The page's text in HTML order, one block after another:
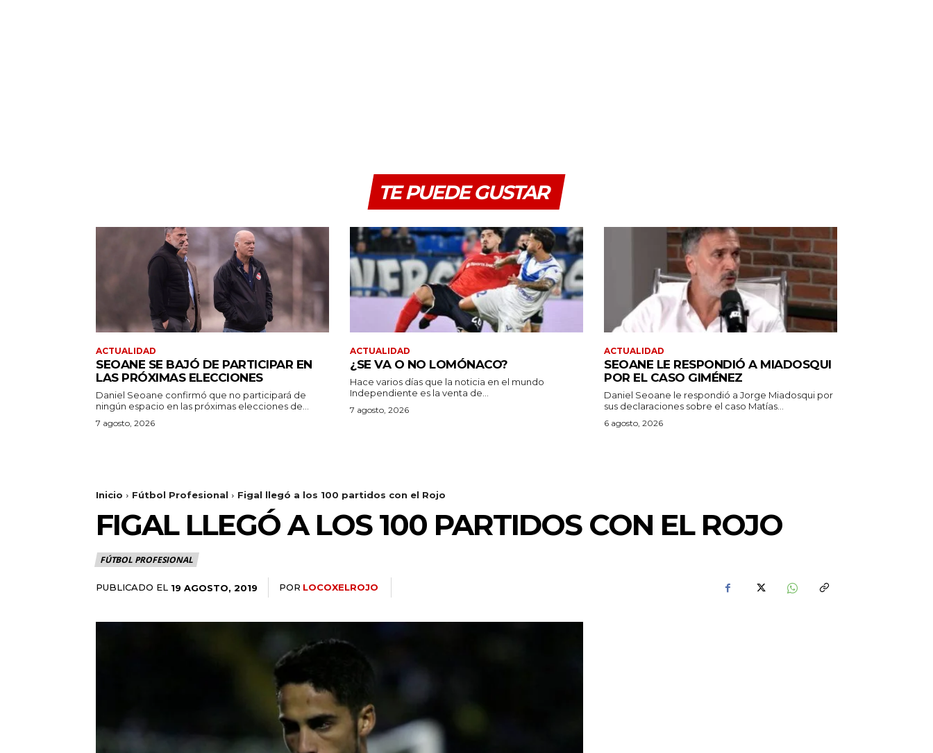
TE PUEDE GUSTAR
ACTUALIDAD
SEOANE SE BAJÓ DE PARTICIPAR EN
LAS PRÓXIMAS ELECCIONES
Daniel Seoane confirmó que no participará de
ningún espacio en las próximas elecciones de...
7 agosto, 2026
ACTUALIDAD
¿SE VA O NO LOMÓNACO?
Hace varios días que la noticia en el mundo
Independiente es la venta de...
7 agosto, 2026
ACTUALIDAD
SEOANE LE RESPONDIÓ A MIADOSQUI
POR EL CASO GIMÉNEZ
Daniel Seoane le respondió a Jorge Miadosqui por
sus declaraciones sobre el caso Matías...
6 agosto, 2026